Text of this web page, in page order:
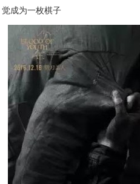
觉成为一枚棋子